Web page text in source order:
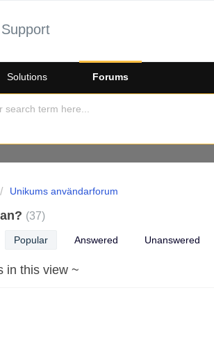
Solutions Forums
Unikums användarforum
37
Popular Answered Unanswered
in this view ~